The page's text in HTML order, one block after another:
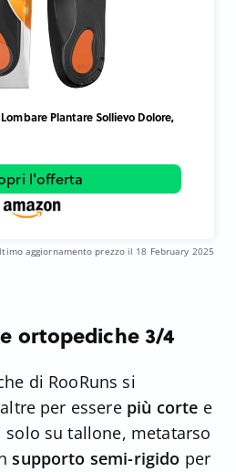
Plantare Sollievo Dolore,
l'offerta
aggiornamento prezzo il 18 February 2025
ortopediche 3/4
di RooRuns si
per essere più corte e
su tallone, metatarso
supporto semi-rigido per